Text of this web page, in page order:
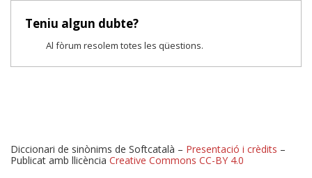
Teniu algun dubte?
Al fòrum resolem totes les qüestions.
Diccionari de sinònims de Softcatalà – Presentació i crèdits –
Publicat amb llicència Creative Commons CC-BY 4.0